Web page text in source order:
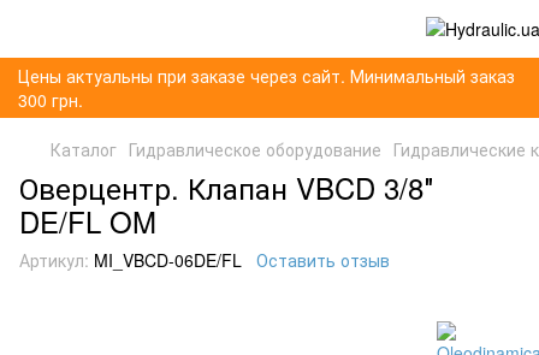
Цены актуальны при заказе через сайт. Минимальный заказ
300 грн.
Каталог Гидравлическое оборудование Гидравлические
Оверцентр. Клапан VBCD 3/8″
DE/FL OM
Артикул: MI_VBCD-06DE/FL Оставить отзыв